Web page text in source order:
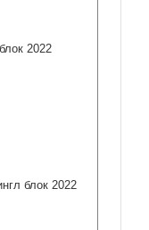
2022
блок 2022